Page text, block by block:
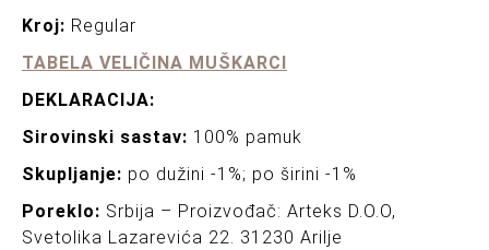
Kroj: Regular
TABELA VELIČINA MUŠKARCI
DEKLARACIJA:
Sirovinski sastav: 100% pamuk
Skupljanje: po dužini -1%; po širini -1%
Poreklo: Srbija – Proizvođač: Arteks D.O.O,
Svetolika Lazarevića 22. 31230 Arilje